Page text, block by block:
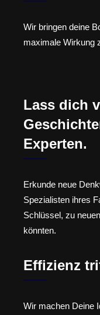
Wir bringen deine
maximale Wirkung
Lass dich
Experten.
Erkunde neue
Spezialisten ihres
Schlüssel, zu
könnten.
Effizienz
Wir machen Deine